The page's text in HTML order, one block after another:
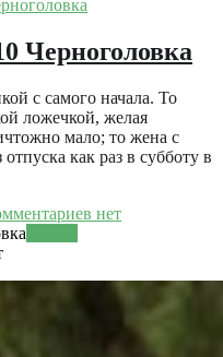
Черноголовка
с самого начала. То
ложечкой, желая
мало; то жена с
как раз в субботу в
нет